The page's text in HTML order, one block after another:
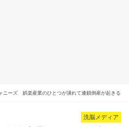
ニーズ 娯楽産業のひとつが潰れて連鎖倒産が起きる
洗脳メディア